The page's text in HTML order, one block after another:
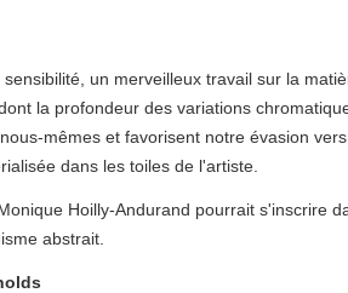
sensibilité, un merveilleux travail sur la
la profondeur des variations
mêmes et favorisent notre évasion
dans les toiles de l'artiste.
Hoilly-Andurand pourrait s'inscrire
abstrait.